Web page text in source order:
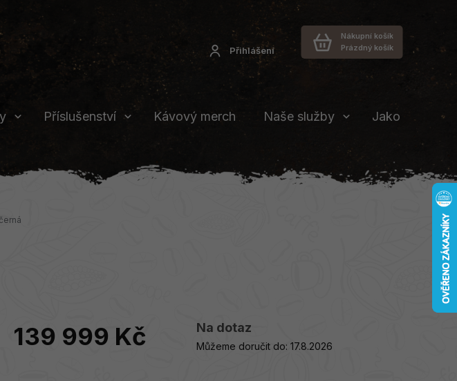
Přihlášení
Nákupní košík
Prázdný košík
Příslušenství Kávový merch Naše služby Jakou vybrat
139 999 Kč Na dotaz
Můžeme doručit do: 17.8.2026